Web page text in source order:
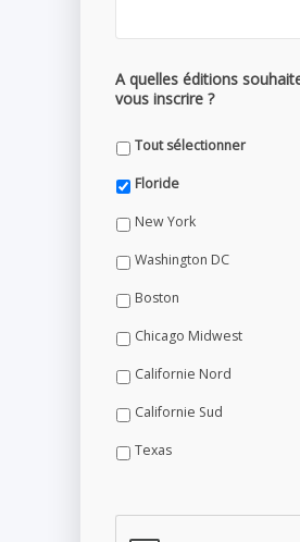
A quelles éditions
vous inscrire ?
Tout sélectionner
Floride
New York
Washington DC
Boston
Chicago Midwest
Californie Nord
Californie Sud
Texas